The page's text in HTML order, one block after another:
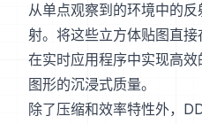
从单点观察到的环境中的
射。将这些立方体贴图直
在实时应用程序中实现高
图形的沉浸式质量。
除了压缩和效率特性外，